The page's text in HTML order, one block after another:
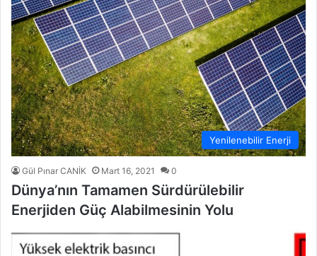
Yenilenebilir Enerji
Gül Pınar CANİK Mart 16, 2021 0
Dünya’nın Tamamen Sürdürülebilir
Enerjiden Güç Alabilmesinin Yolu